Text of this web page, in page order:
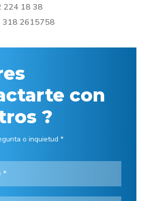
224 18 38
318 2615758
con
?
o inquietud *